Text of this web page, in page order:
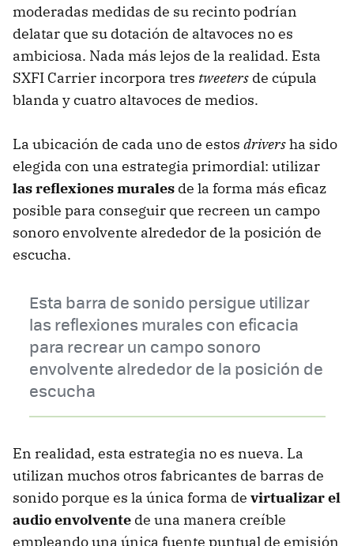
moderadas medidas de su recinto podrían
delatar que su dotación de altavoces no es
ambiciosa. Nada más lejos de la realidad. Esta
SXFI Carrier incorpora tres tweeters de cúpula
blanda y cuatro altavoces de medios.
La ubicación de cada uno de estos driversha sido
elegida con una estrategia primordial: utilizar
las reflexiones murales de la forma más eficaz
posible para conseguir que recreen un campo
sonoro envolvente alrededor de la posición de
escucha.
Esta barra de sonido persigue utilizar
las reflexiones murales con eficacia
para recrear un campo sonoro
envolvente alrededor de la posición de
escucha
En realidad, esta estrategia no es nueva. La
utilizan muchos otros fabricantes de barras de
sonido porque es la única forma de virtualizar el
audio envolvente de una manera creíble
empleando una única fuente puntual de emisión